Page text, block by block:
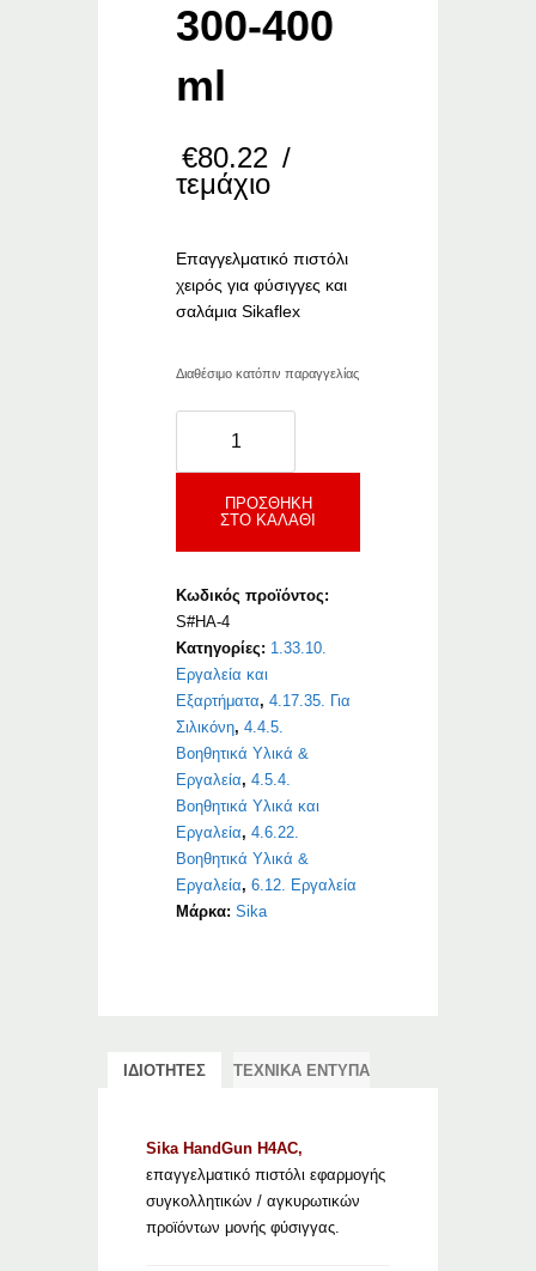
300-400
ml
€80.22 /
τεμάχιο
Επαγγελματικό πιστόλι
χειρός για φύσιγγες και
σαλάμια Sikaflex
Διαθέσιμο κατόπιν παραγγελίας
HandGun
H4AC,
ml
ΠΡΟΣΘΉΚΗ
ΣΤΟ ΚΑΛΆΘΙ
Κωδικός προϊόντος:
S#HA-4
Κατηγορίες: 1.33.10.
Εργαλεία και
Εξαρτήματα,4.17.35. Για
Σιλικόνη,4.4.5.
Βοηθητικά Υλικά &
Εργαλεία,4.5.4.
Βοηθητικά Υλικά και
Εργαλεία,4.6.22.
Βοηθητικά Υλικά &
Εργαλεία,6.12. Εργαλεία
Μάρκα:Sika
ΙΔΙΟΤΗΤΕΣ ΤΕΧΝΙΚΑ ΕΝΤΥΠΑ
Sika HandGun H4AC,
επαγγελματικό πιστόλι εφαρμογής
συγκολλητικών / αγκυρωτικών
προϊόντων μονής φύσιγγας.